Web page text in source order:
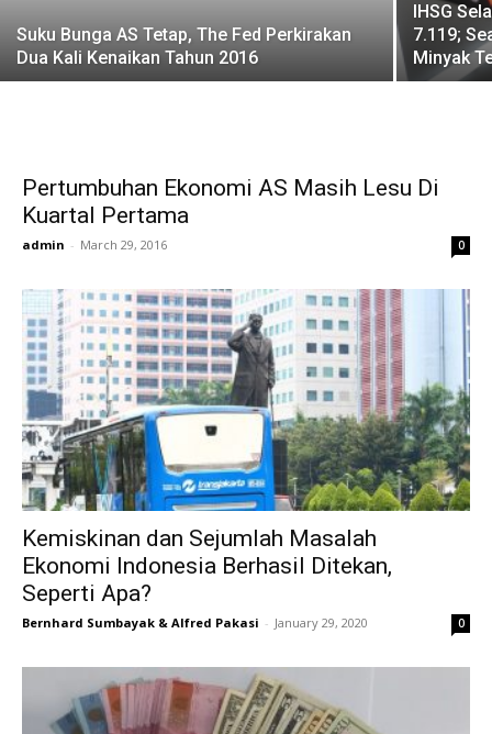
Suku Bunga AS Tetap, The Fed Perkirakan
Dua Kali Kenaikan Tahun 2016
IHSG
7.119;
Minyak
Pertumbuhan Ekonomi AS Masih Lesu Di
Kuartal Pertama
admin - March 29, 2016 0
Kemiskinan dan Sejumlah Masalah
Ekonomi Indonesia Berhasil Ditekan,
Seperti Apa?
Bernhard Sumbayak & Alfred Pakasi - January 29, 2020 0